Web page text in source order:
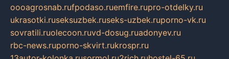
oooagrosnab.rufpodaso.ruemfire.rupro-otdelky.ru
ukrasotki.ruseksuzbek.ruseks-uzbek.ruporno-vk.ru
sovratili.ruolecoon.ruvd-dosug.ruadonyev.ru
rbc-news.ruporno-skvirt.rukrospr.ru